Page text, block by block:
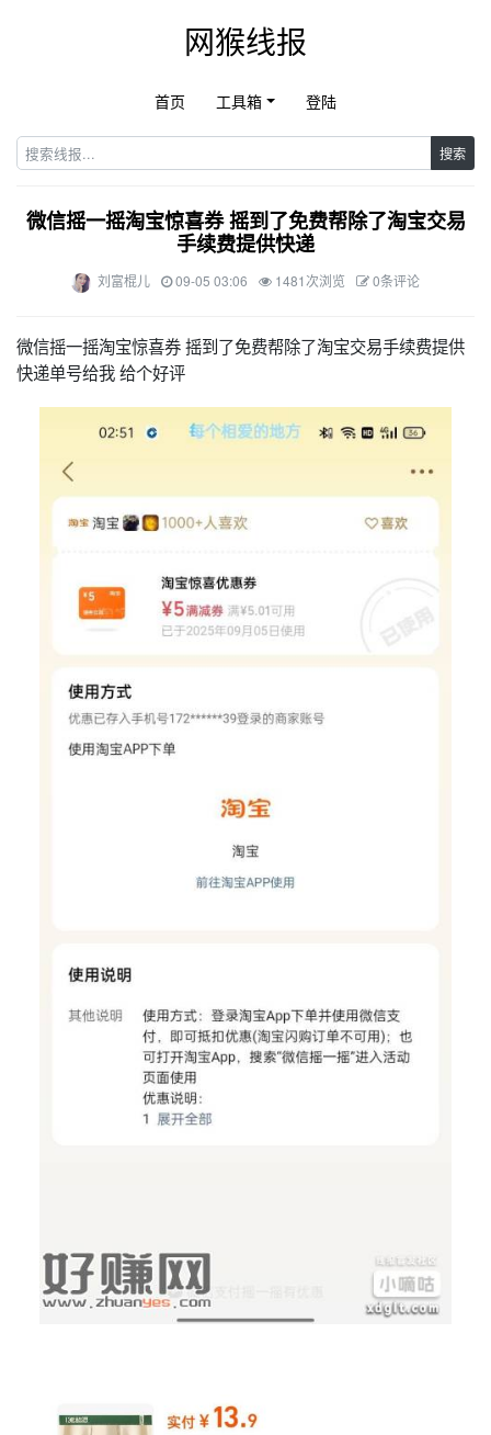
网猴线报
首页 工具箱 登陆
搜索
微信摇一摇淘宝惊喜券 摇到了免费帮除了淘宝交易
手续费提供快递
刘富棍儿 09-05 03:06 1481次浏览 0条评论
微信摇一摇淘宝惊喜券 摇到了免费帮除了淘宝交易手续费提供
快递单号给我 给个好评